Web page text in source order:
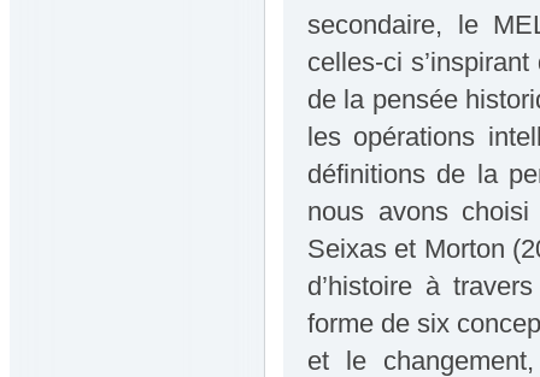
secondaire, le
celles-ci
de la pensée
les opérations
définitions de la
nous avons
Seixas et Morton
d’histoire à
forme de six
et le